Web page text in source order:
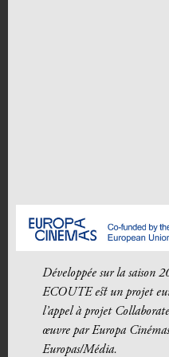
Développée sur la saison
ECOUTE est un projet
l’appel à projet
œuvre par Europa
Europas/Média.